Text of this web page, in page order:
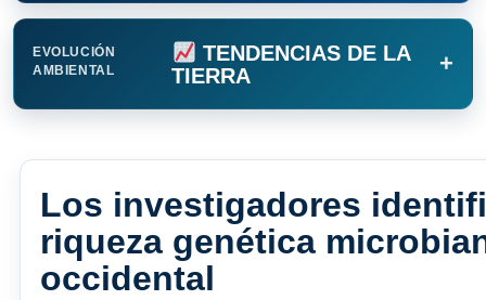
EVOLUCIÓN
AMBIENTAL
TENDENCIAS DE LA
TIERRA
+
Los investigadores
riqueza genética
occidental